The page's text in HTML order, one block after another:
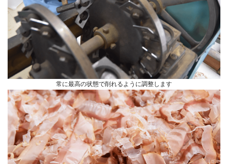
常に最高の状態で削れるように調整します